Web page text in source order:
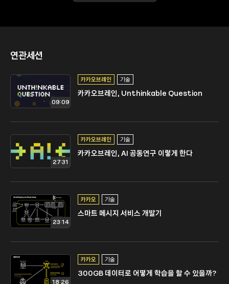
연관세션
09:09
카카오브레인 기술
카카오브레인, Unthinkable Question
27:31
카카오브레인 기술
카카오브레인, AI 공동연구 이렇게 한다
23:14
카카오 기술
스마트 메시지 서비스 개발기
18:26
카카오 기술
300GB 데이터로 어떻게 학습을 할 수 있을까?